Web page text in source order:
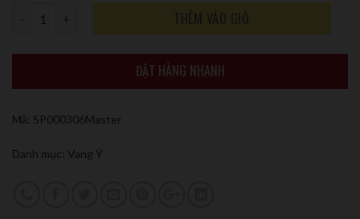
ĐẶT HÀNG NHANH
Mã: SP000306Master
Danh mục: Vang Ý